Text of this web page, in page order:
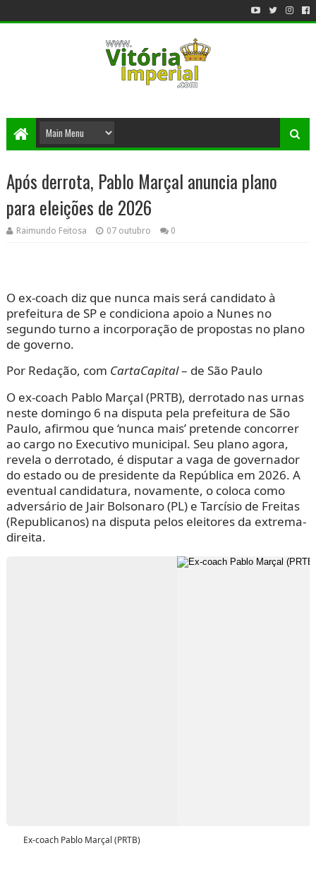
Após derrota, Pablo Marçal anuncia plano
para eleições de 2026
Raimundo Feitosa 07 outubro 0
O ex-coach diz que nunca mais será candidato à
prefeitura de SP e condiciona apoio a Nunes no
segundo turno a incorporação de propostas no plano
de governo.
Por Redação, com CartaCapital– de São Paulo
O ex-coach Pablo Marçal (PRTB), derrotado nas urnas
neste domingo 6 na disputa pela prefeitura de São
Paulo, afirmou que ‘nunca mais’ pretende concorrer
ao cargo no Executivo municipal. Seu plano agora,
revela o derrotado, é disputar a vaga de governador
do estado ou de presidente da República em 2026. A
eventual candidatura, novamente, o coloca como
adversário de Jair Bolsonaro (PL) e Tarcísio de Freitas
(Republicanos) na disputa pelos eleitores da extrema-
direita.
Ex-coach Pablo Marçal (PRTB)